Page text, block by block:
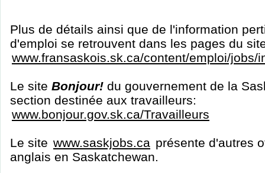
Plus de détails ainsi que de l'information
d'emploi se retrouvent dans les pages du
www.fransaskois.sk.ca/content/emploi/jobs/
Le site Bonjour! du gouvernement de la
section destinée aux travailleurs:
www.bonjour.gov.sk.ca/Travailleurs
Le site www.saskjobs.ca présente d'autres
anglais en Saskatchewan.